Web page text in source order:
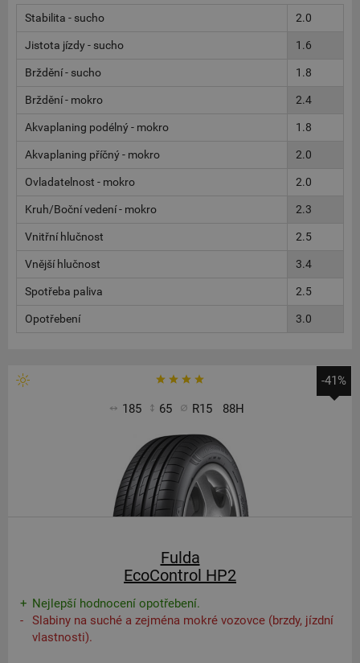
Stabilita - sucho 2.0
Jistota jízdy - sucho 1.6
Brždění - sucho 1.8
Brždění - mokro 2.4
Akvaplaning podélný - mokro 1.8
Akvaplaning příčný - mokro 2.0
Ovladatelnost - mokro 2.0
Kruh/Boční vedení - mokro 2.3
Vnitřní hlučnost 2.5
Vnější hlučnost 3.4
Spotřeba paliva 2.5
Opotřebení 3.0
185 65 R15 88H
-41%
Fulda
EcoControl HP2
Nejlepší hodnocení opotřebení.
Slabiny na suché a zejména mokré vozovce (brzdy, jízdní
vlastnosti).